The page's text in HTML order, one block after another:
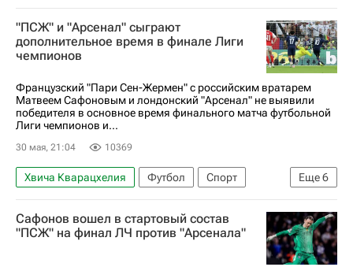
Арсенал (Лондон)
Спорт
Матвей Сафонов
Кай Хаверц
Усман Дембеле
Лига чемпионов УЕФА 2026-2027
"ПСЖ" и "Арсенал" сыграют
дополнительное время в финале Лиги
чемпионов
Французский "Пари Сен-Жермен" с российским вратарем
Матвеем Сафоновым и лондонский "Арсенал" не выявили
победителя в основное время финального матча футбольной
Лиги чемпионов и...
30 мая, 21:04 10369
Еще6
Хвича Кварацхелия Футбол
Спорт
Матвей Сафонов
Кай Хаверц
Арсенал (Лондон)
Пари Сен-Жермен (ПСЖ)
Сафонов вошел в стартовый состав
"ПСЖ" на финал ЛЧ против "Арсенала"